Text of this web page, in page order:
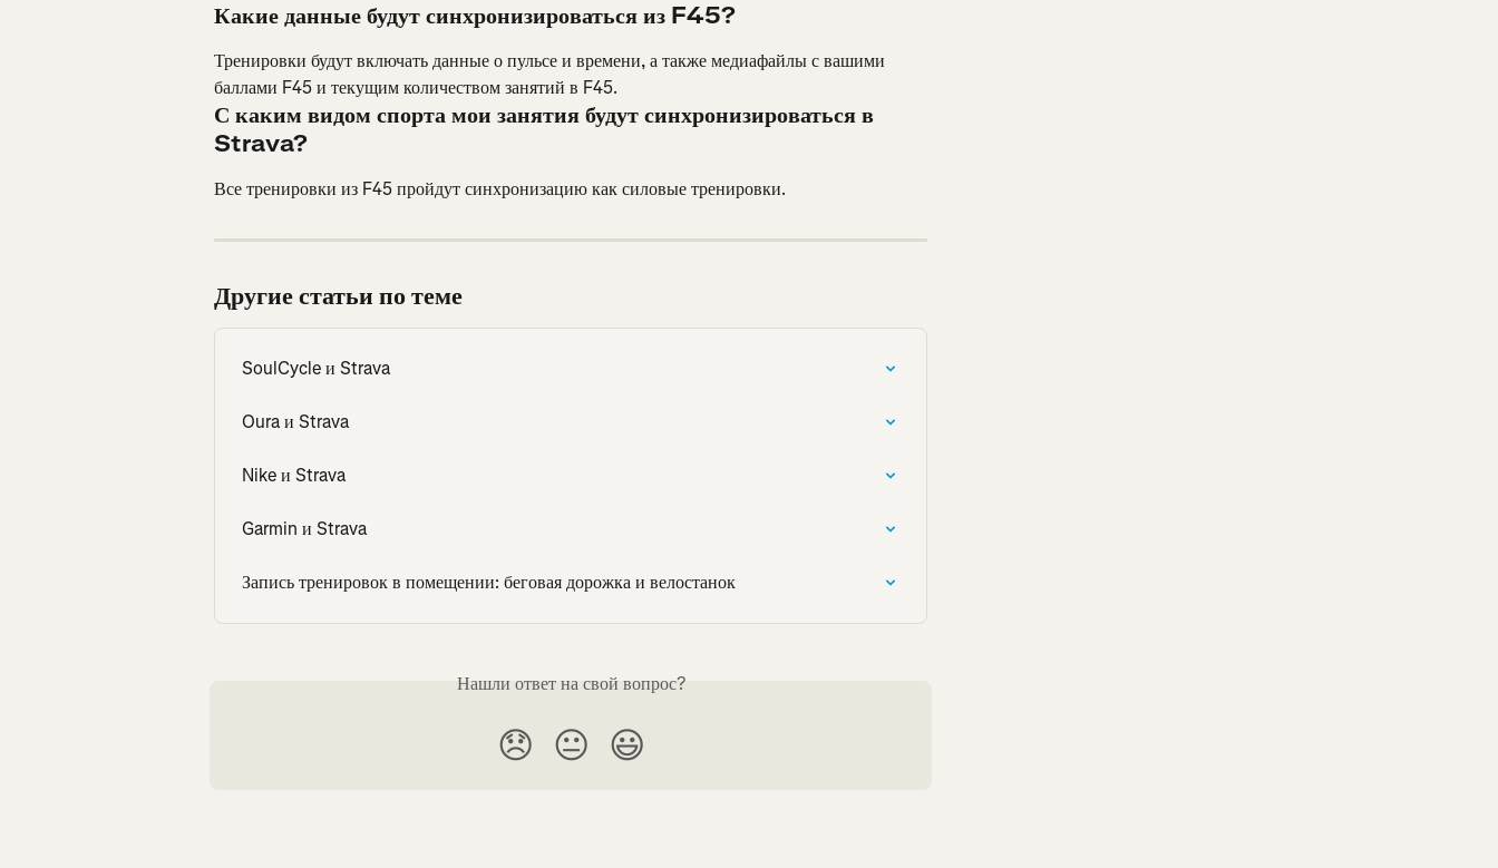
Какие данные будут синхронизироваться из F45?
Тренировки будут включать данные о пульсе и времени, а также медиафайлы с вашими
баллами F45 и текущим количеством занятий в F45.
С каким видом спорта мои занятия будут синхронизироваться в
Strava?
Все тренировки из F45 пройдут синхронизацию как силовые тренировки.
Другие статьи по теме
SoulCycle и Strava
Oura и Strava
Nike и Strava
Garmin и Strava
Запись тренировок в помещении: беговая дорожка и велостанок
Нашли ответ на свой вопрос?
😞 😐 😃